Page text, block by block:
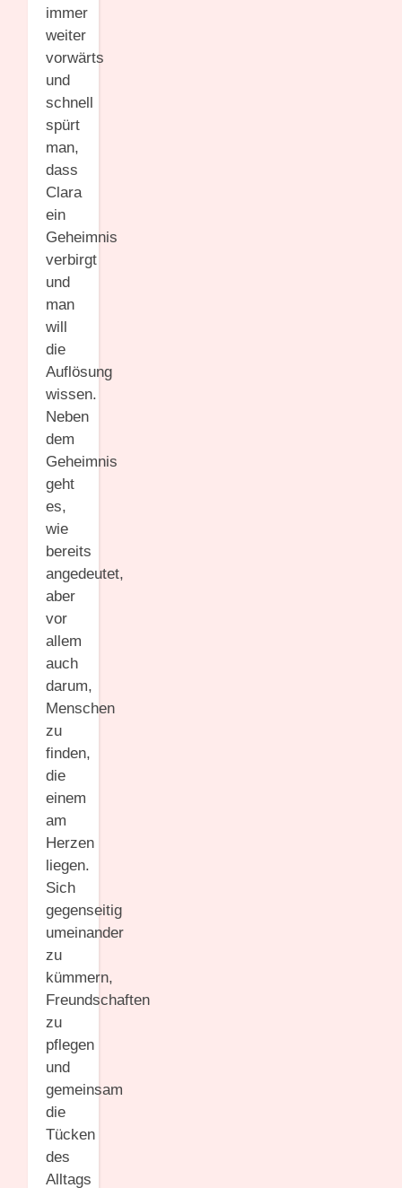
immer
weiter
vorwärts
und
schnell
spürt
man,
dass
Clara
ein
Geheimnis
verbirgt
und
man
will
die
Auflösung
wissen.
Neben
dem
Geheimnis
geht
es,
wie
bereits
angedeutet,
aber
vor
allem
auch
darum,
Menschen
zu
finden,
die
einem
am
Herzen
liegen.
Sich
gegenseitig
umeinander
zu
kümmern,
Freundschaften
zu
pflegen
und
gemeinsam
die
Tücken
des
Alltags